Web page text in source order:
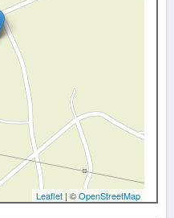
Leaflet | ©OpenStreetMap